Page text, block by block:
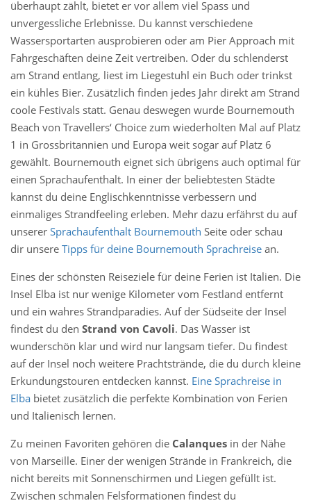
überhaupt zählt, bietet er vor allem viel Spass und
unvergessliche Erlebnisse. Du kannst verschiedene
Wassersportarten ausprobieren oder am Pier Approach mit
Fahrgeschäften deine Zeit vertreiben. Oder du schlenderst
am Strand entlang, liest im Liegestuhl ein Buch oder trinkst
ein kühles Bier. Zusätzlich finden jedes Jahr direkt am Strand
coole Festivals statt. Genau deswegen wurde Bournemouth
Beach von Travellers‘ Choice zum wiederholten Mal auf Platz
1 in Grossbritannien und Europa weit sogar auf Platz 6
gewählt. Bournemouth eignet sich übrigens auch optimal für
einen Sprachaufenthalt. In einer der beliebtesten Städte
kannst du deine Englischkenntnisse verbessern und
einmaliges Strandfeeling erleben. Mehr dazu erfährst du auf
unserer Sprachaufenthalt Bournemouth Seite oder schau
dir unsere Tipps für deine Bournemouth Sprachreise an.
Eines der schönsten Reiseziele für deine Ferien ist Italien. Die
Insel Elba ist nur wenige Kilometer vom Festland entfernt
und ein wahres Strandparadies. Auf der Südseite der Insel
findest du den Strand von Cavoli. Das Wasser ist
wunderschön klar und wird nur langsam tiefer. Du findest
auf der Insel noch weitere Prachtstrände, die du durch kleine
Erkundungstouren entdecken kannst. Eine Sprachreise in
Elba bietet zusätzlich die perfekte Kombination von Ferien
und Italienisch lernen.
Zu meinen Favoriten gehören die Calanques in der Nähe
von Marseille. Einer der wenigen Strände in Frankreich, die
nicht bereits mit Sonnenschirmen und Liegen gefüllt ist.
Zwischen schmalen Felsformationen findest du